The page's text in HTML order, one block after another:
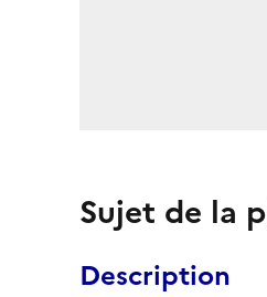
Sujet de la
Description